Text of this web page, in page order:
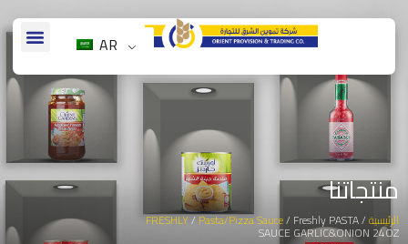
AR
منتجاتنا
الرئيسية/
FRESHLY/Pasta/Pizza Sauce/ Freshly PASTA
SAUCE GARLIC&ONION 24OZ